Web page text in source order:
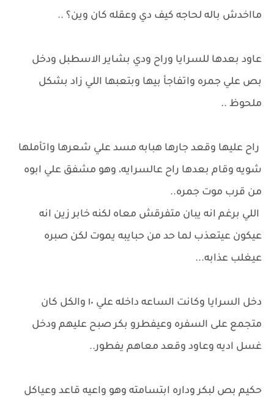
مااخدش باله لحاجه كيف دي وعقله كان وين؟ ..
عاود بعدها للسرايا وراح ودي بشاير الاسطبل ودخل
بص علي جمره واتفاجأ بيها وبتعبها اللي زاد بشكل
ملحوظ ..
راح عليها وقعد جارها هبابه مسد علي شعرها واتأملها
شويه وقام بعدها راح عالسرايه، وهو مشفق علي ابوه
من قرب موت جمره..
اللي برغم انه يبان متفرقش معاه لكنه خابر زين انه
عيكون عيتعذب لما حد من حبايبه يموت لكن صبره
عيغلب عذابه...
دخل السرايا وكانت الساعه داخله علي ١٠ والكل كان
متجمع على السفره وعيفطرو بكر صبح عليهم ودخل
غسل اديه وعاود وقعد معاهم يفطور..
حكيم بص لبكر وداره ابتسامته وهو واعيه قاعد وعياكل